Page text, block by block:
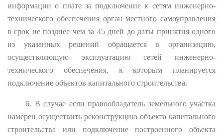
информации о плате за подключение к сетям инженерно-
технического обеспечения орган местного самоуправления
в срок не позднее чем за 45 дней до даты принятия одного
из указанных решений обращается в организацию,
осуществляющую эксплуатацию сетей инженерно-
технического обеспечения, к которым планируется
подключение объектов капитального строительства.
6. В случае если правообладатель земельного участка
намерен осуществить реконструкцию объекта капитального
строительства или подключение построенного объекта